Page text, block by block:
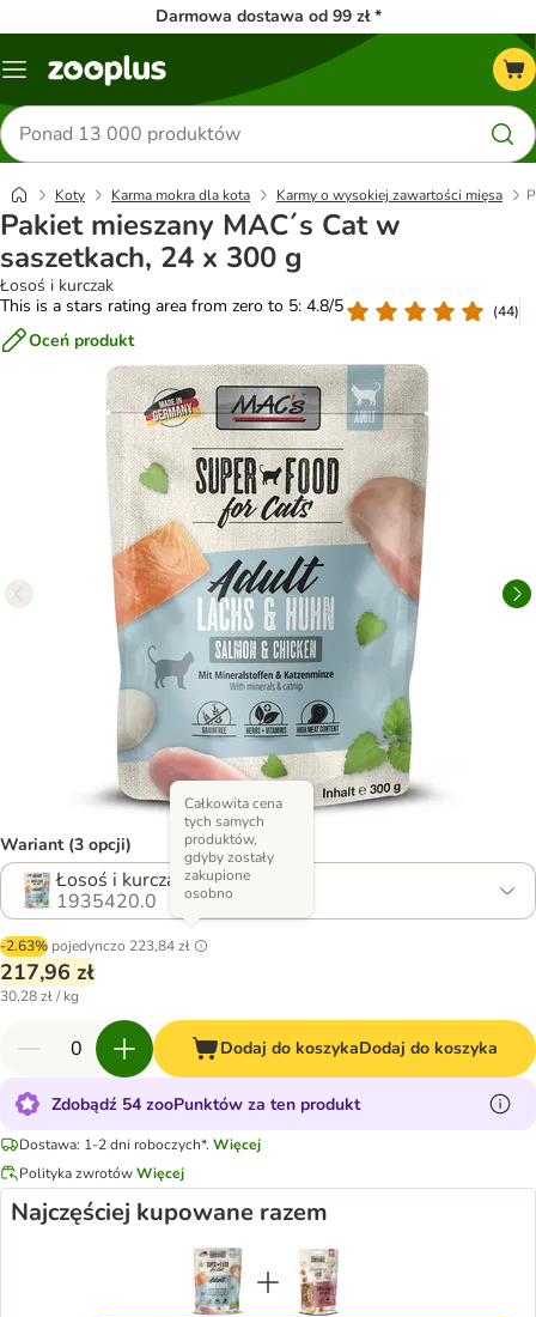
Darmowa dostawa od 99 zł *
Menu
Szukaj
produktów
Koty Karma mokra dla kota Karmy o wysokiej zawartości mięsa
Pakiet mieszany MAC´s Cat w
saszetkach, 24 x 300 g
Łosoś i kurczak
This is a stars rating area from zero to 5: 4.8/5
(44)
Oceń produkt
Wariant (3 opcji)
Łosoś i kurczak
1935420.0
-2.63% pojedynczo 223,84 zł
Całkowita cena
tych samych
produktów,
gdyby zostały
zakupione
osobno
217,96 zł
30,28 zł / kg
Dodaj do koszykaDodaj do koszyka
Zdobądź 54 zooPunktów za ten produkt
Dostawa: 1-2 dni roboczych*. Więcej
Polityka zwrotówWięcej
Najczęściej kupowane razem